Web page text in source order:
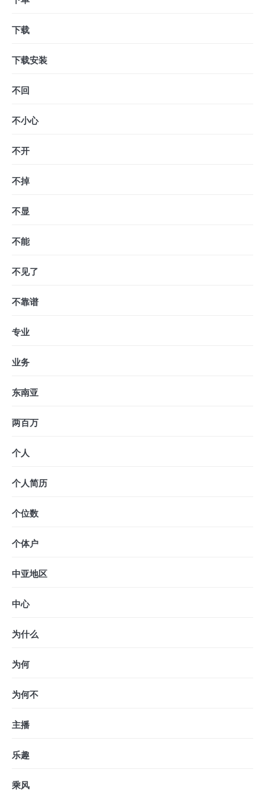
下载
下载安装
不回
不小心
不开
不掉
不显
不能
不见了
不靠谱
专业
业务
东南亚
两百万
个人
个人简历
个位数
个体户
中亚地区
中心
为什么
为何
为何不
主播
乐趣
乘风